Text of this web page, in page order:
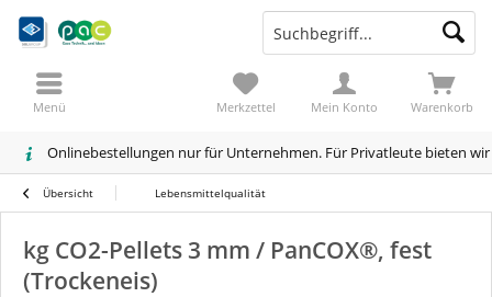
Onlinebestellungen nur für Unternehmen. Für Privatleute bieten
Warenkorb
Merkzettel Mein Konto
Menü
Übersicht Lebensmittelqualität
kg CO2-Pellets 3 mm / PanCOX®, fest
(Trockeneis)